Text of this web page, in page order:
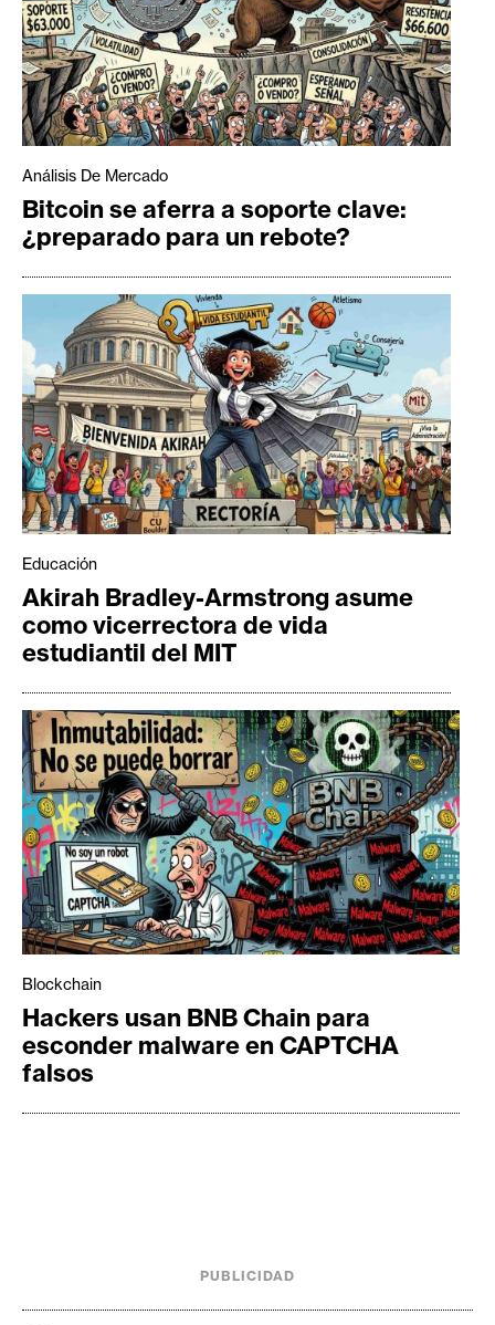
Análisis De Mercado
Bitcoin se aferra a soporte clave:
¿preparado para un rebote?
Educación
Akirah Bradley-Armstrong asume
como vicerrectora de vida
estudiantil del MIT
Blockchain
Hackers usan BNB Chain para
esconder malware en CAPTCHA
falsos
PUBLICIDAD